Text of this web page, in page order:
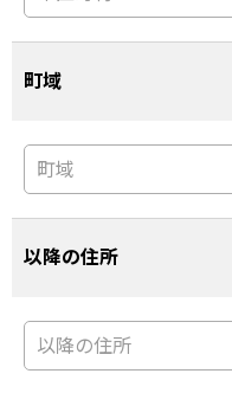
町域
以降の住所